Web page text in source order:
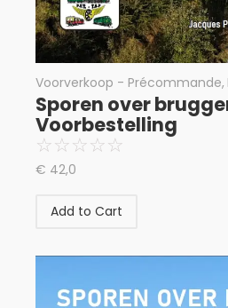
Voorverkoop - Précommande,
Sporen over
Voorbestelling
☆☆☆☆☆
€ 42,0
Add to Cart